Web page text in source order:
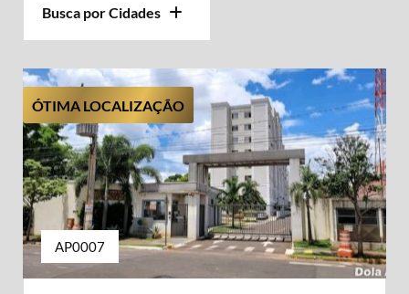
Busca por Cidades
ÓTIMA LOCALIZAÇÃO
AP0007